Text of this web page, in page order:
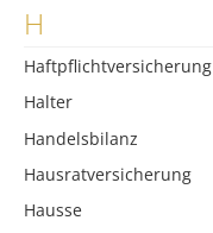
H
Haftpflichtversicherung
Halter
Handelsbilanz
Hausratversicherung
Hausse